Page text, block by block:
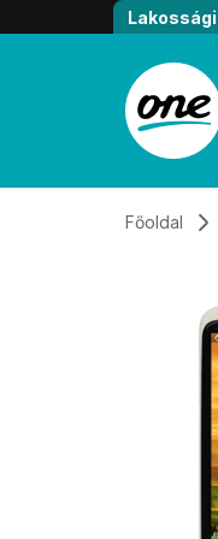
Átugrás, tovább a
Lakossági
Főoldal